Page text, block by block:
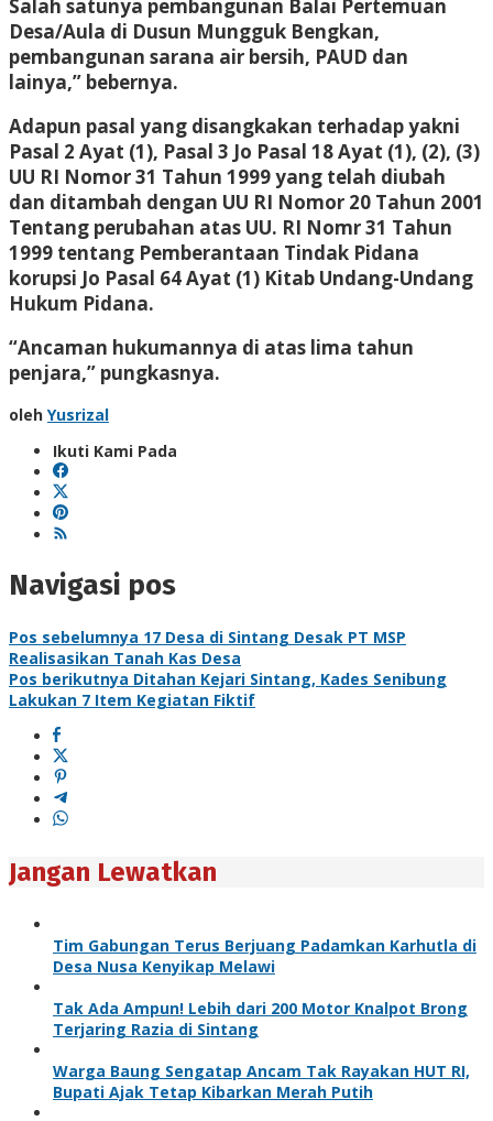
Salah satunya pembangunan Balai Pertemuan
Desa/Aula di Dusun Mungguk Bengkan,
pembangunan sarana air bersih, PAUD dan
lainya,” bebernya.
Adapun pasal yang disangkakan terhadap yakni
Pasal 2 Ayat (1), Pasal 3 Jo Pasal 18 Ayat (1), (2), (3)
UU RI Nomor 31 Tahun 1999 yang telah diubah
dan ditambah dengan UU RI Nomor 20 Tahun 2001
Tentang perubahan atas UU. RI Nomr 31 Tahun
1999 tentang Pemberantaan Tindak Pidana
korupsi Jo Pasal 64 Ayat (1) Kitab Undang-Undang
Hukum Pidana.
“Ancaman hukumannya di atas lima tahun
penjara,” pungkasnya.
oleh Yusrizal
Ikuti Kami Pada
Navigasi pos
Pos sebelumnya 17 Desa di Sintang Desak PT MSP
Realisasikan Tanah Kas Desa
Pos berikutnya Ditahan Kejari Sintang, Kades Senibung
Lakukan 7 Item Kegiatan Fiktif
Jangan Lewatkan
Tim Gabungan Terus Berjuang Padamkan Karhutla di
Desa Nusa Kenyikap Melawi
Tak Ada Ampun! Lebih dari 200 Motor Knalpot Brong
Terjaring Razia di Sintang
Warga Baung Sengatap Ancam Tak Rayakan HUT RI,
Bupati Ajak Tetap Kibarkan Merah Putih